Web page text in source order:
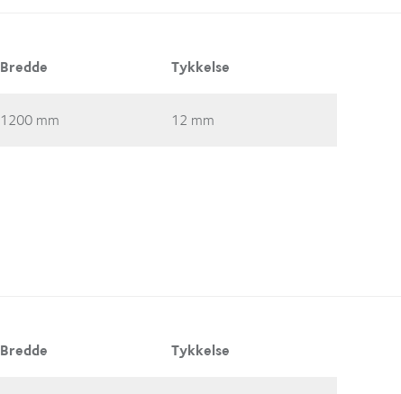
Bredde Tykkelse
1200 mm 12 mm
Bredde Tykkelse